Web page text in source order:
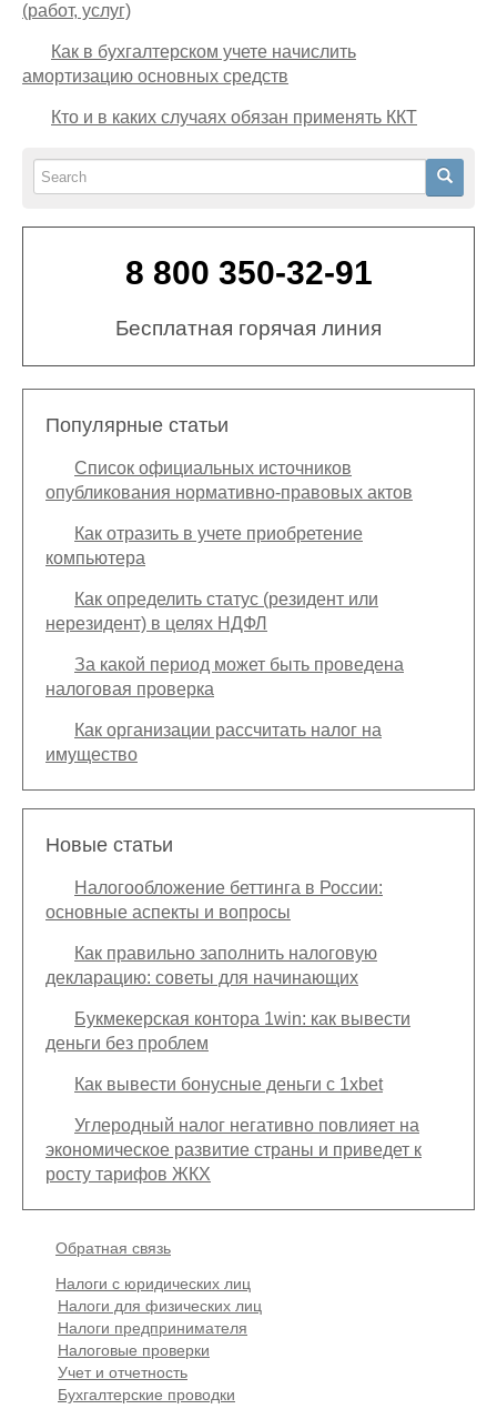
(работ, услуг)
Как в бухгалтерском учете начислить
амортизацию основных средств
Кто и в каких случаях обязан применять ККТ
Search Search
8 800 350-32-91
Бесплатная горячая линия
Популярные статьи
Список официальных источников
опубликования нормативно-правовых актов
Как отразить в учете приобретение
компьютера
Как определить статус (резидент или
нерезидент) в целях НДФЛ
За какой период может быть проведена
налоговая проверка
Как организации рассчитать налог на
имущество
Новые статьи
Налогообложение беттинга в России:
основные аспекты и вопросы
Как правильно заполнить налоговую
декларацию: советы для начинающих
Букмекерская контора 1win: как вывести
деньги без проблем
Как вывести бонусные деньги с 1xbet
Углеродный налог негативно повлияет на
экономическое развитие страны и приведет к
росту тарифов ЖКХ
Подвал
Обратная связь
Основная
навигация
подвале)
Налоги с юридических лиц
Налоги для физических лиц
Налоги предпринимателя
Налоговые проверки
Учет и отчетность
Бухгалтерские проводки